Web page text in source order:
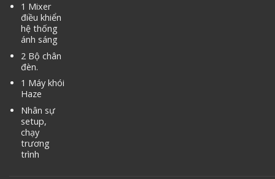
1 Mixer
điều khiển
hệ thống
ánh sáng
2 Bộ chân
đèn.
1 Máy khói
Haze
Nhân sự
setup,
chạy
trương
trình